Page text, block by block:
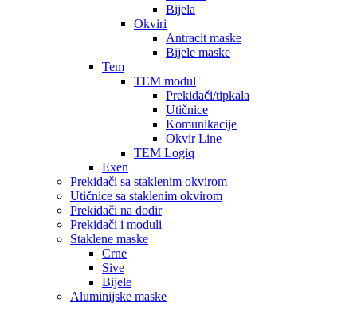
Bijela
Okviri
Antracit maske
Bijele maske
Tem
TEM modul
Prekidači/tipkala
Utičnice
Komunikacije
Okvir Line
TEM Logiq
Exen
Prekidači sa staklenim okvirom
Utičnice sa staklenim okvirom
Prekidači na dodir
Prekidači i moduli
Staklene maske
Crne
Sive
Bijele
Aluminijske maske